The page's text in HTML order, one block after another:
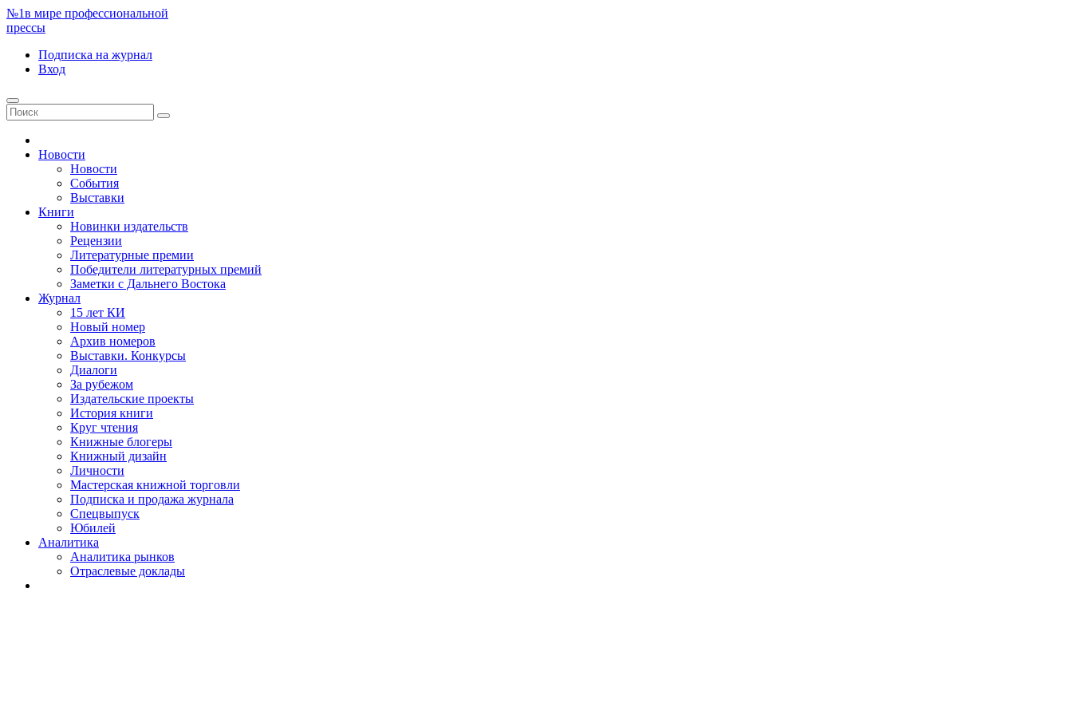
№1в мире профессиональной
прессы
Подписка на журнал
Вход
Новости
Новости
События
Выставки
Книги
Новинки издательств
Рецензии
Литературные премии
Победители литературных премий
Заметки с Дальнего Востока
Журнал
15 лет КИ
Новый номер
Архив номеров
Выставки. Конкурсы
Диалоги
За рубежом
Издательские проекты
История книги
Круг чтения
Книжные блогеры
Книжный дизайн
Личности
Мастерская книжной торговли
Подписка и продажа журнала
Спецвыпуск
Юбилей
Аналитика
Аналитика рынков
Отраслевые доклады